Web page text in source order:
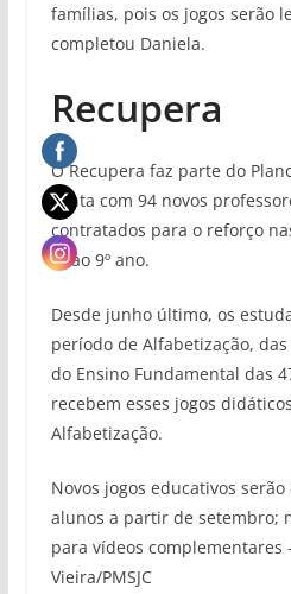
famílias, pois os jogos serão
completou Daniela.
Recupera
O Recupera faz parte do
conta com 94 novos
contratados para o reforço
1º ao 9º ano.
Desde junho último, os
período de Alfabetização, das
do Ensino Fundamental das
recebem esses jogos
Alfabetização.
Novos jogos educativos
alunos a partir de setembro;
para vídeos complementares
Vieira/PMSJC